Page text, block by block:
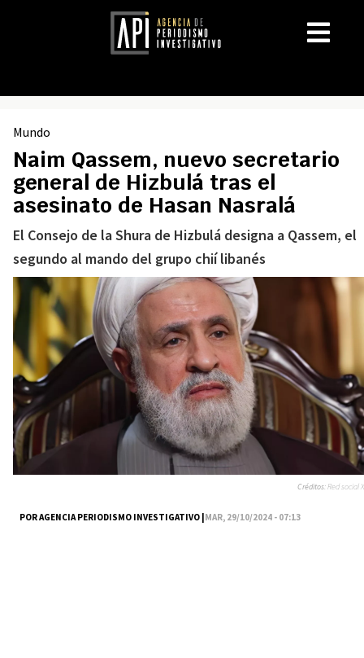
Mundo
Naim Qassem, nuevo secretario
general de Hizbulá tras el
asesinato de Hasan Nasralá
El Consejo de la Shura de Hizbulá designa a Qassem, el
segundo al mando del grupo chií libanés
POR AGENCIA PERIODISMO INVESTIGATIVO |MAR, 29/10/2024 - 07:13
Créditos:Red social X